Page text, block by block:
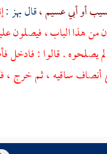
أو أبي عسيم ،قالبهز:
من هذا الباب ، فيصلون
يصلحوه . قالوا :
أنصاف ساقيه ، ثم خرج ،